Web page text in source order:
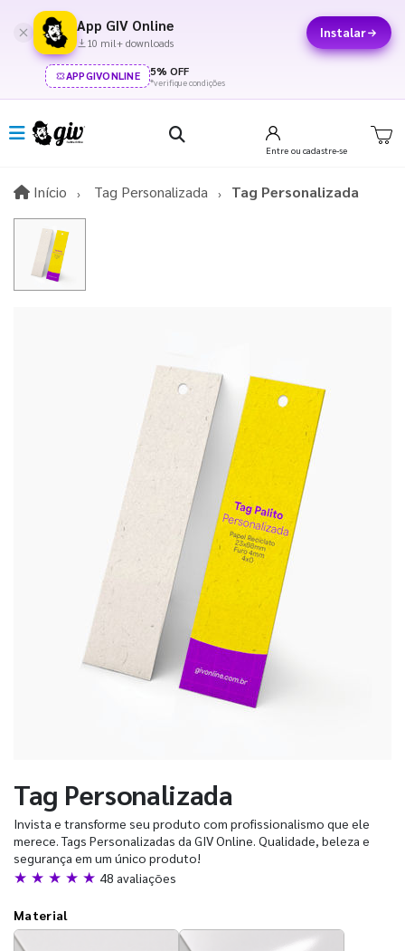
App GIV Online
10 mil+ downloads
Instalar
APPGIVONLINE 5% OFF
*verifique condições
Entre ou cadastre-se
Início InícioTag Personalizada Tag Personalizada
Tag Personalizada
Invista e transforme seu produto com profissionalismo que ele
merece. Tags Personalizadas da GIV Online. Qualidade, beleza e
segurança em um único produto!
★ ★ ★ ★ ★ 48 avaliações
Material